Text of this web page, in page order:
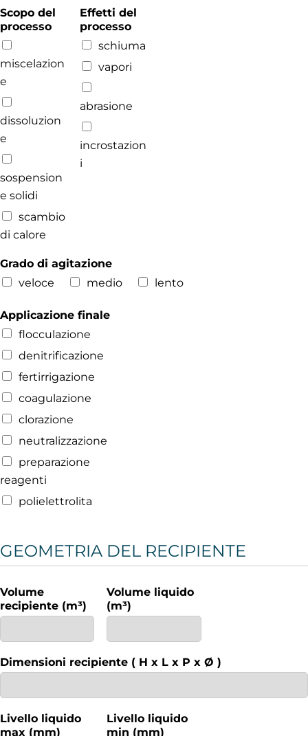
Scopo del
processo
miscelazion
e
dissoluzion
e
sospension
e solidi
scambio
di calore
Effetti del
processo
schiuma
vapori
abrasione
incrostazion
i
Grado di agitazione
veloce
medio lento
Applicazione finale
flocculazione
denitrificazione
fertirrigazione
coagulazione
clorazione
neutralizzazione
preparazione
reagenti
polielettrolita
GEOMETRIA DEL RECIPIENTE
Volume
recipiente (m³)
Volume liquido
(m³)
Dimensioni recipiente ( H x L x P x Ø )
Livello liquido
max (mm)
Livello liquido
min (mm)